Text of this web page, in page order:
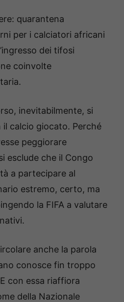
quarantena
per i calciatori africani
dei tifosi
coinvolte
inevitabilmente, si
calcio giocato. Perché
peggiorare
esclude che il Congo
a partecipare al
estremo, certo, ma
la FIFA a valutare
anche la parola
conosce fin troppo
con essa riaffiora
della Nazionale